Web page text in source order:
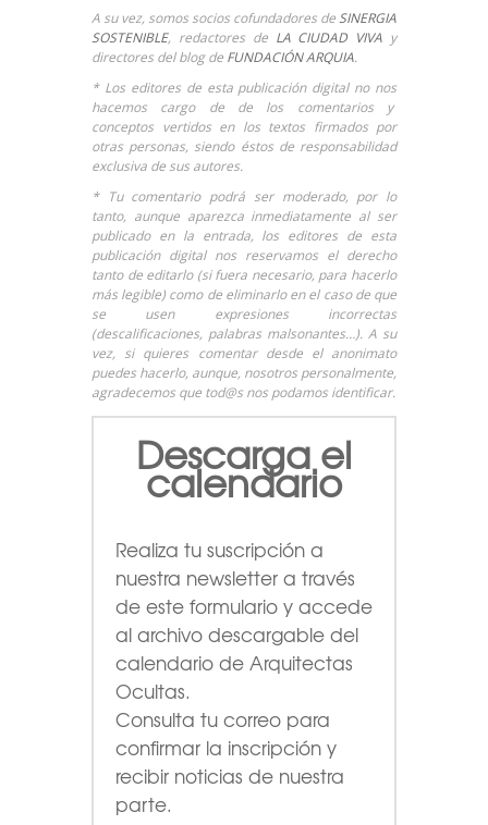
A su vez, somos socios cofundadores deSINERGIA
SOSTENIBLE, redactores de LA CIUDAD VIVA y
directores del blog de FUNDACIÓN ARQUIA.
* Los editores de esta publicación digital no nos
hacemos cargo de de los comentarios y
conceptos vertidos en los textos firmados por
otras personas, siendo éstos de responsabilidad
exclusiva de sus autores.
* Tu comentario podrá ser moderado, por lo
tanto, aunque aparezca inmediatamente al ser
publicado en la entrada, los editores de esta
publicación digital nos reservamos el derecho
tanto de editarlo (si fuera necesario, para hacerlo
más legible) como de eliminarlo en el caso de que
se usen expresiones incorrectas
(descalificaciones, palabras malsonantes…). A su
vez, si quieres comentar desde el anonimato
puedes hacerlo, aunque, nosotros personalmente,
agradecemos que tod@s nos podamos identificar.
Descarga el
calendario
Realiza tu suscripción a
nuestra newsletter a través
de este formulario y accede
al archivo descargable del
calendario de Arquitectas
Ocultas.
Consulta tu correo para
confirmar la inscripción y
recibir noticias de nuestra
parte.